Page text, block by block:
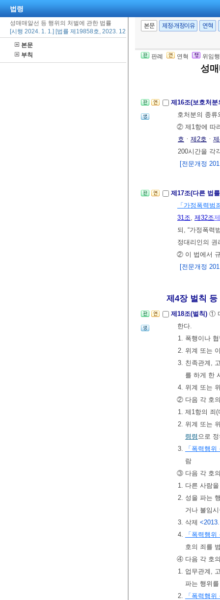
법령
성매매알선 등 행위의 처벌에 관한 법률
[시행 2024. 1. 1.] [법률 제19858호, 2023. 12. 29., 일부개정]
본문
부칙
본문 제정·개정이유 연혁
판례 연혁 위임
성
[전문개정
제15조(보호처
호에 따른 사
[전문개정
제16조(보호처
호처분의 종
② 제1항에 따
호 ㆍ 제2호 ㆍ
200시간을 각
[전문개정
제17조(다른 법
「가정폭력
31조, 제32조
되, “가정폭력
정대리인의
② 이 법에서
[전문개정
제4장 벌칙 등
제18조(벌칙) ①
한다.
1. 폭행이나
2. 위계 또는
3. 친족관계,
를 하게 한
4. 위계 또는
② 다음 각 호
1. 제1항의 죄
2. 위계 또는
령령 으로
3.
「폭력행
람
③ 다음 각 호
1. 다른 사람
2. 성을 파는
거나 불임
3. 삭제
4.
「폭력행
호의 죄를
④ 다음 각 호
1. 업무관계,
파는 행위
2.
「폭력행